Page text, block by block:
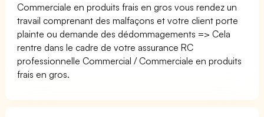
Commerciale en produits frais en gros vous rendez un
travail comprenant des malfaçons et votre client porte
plainte ou demande des dédommagements => Cela
rentre dans le cadre de votre assurance RC
professionnelle Commercial / Commerciale en produits
frais en gros.